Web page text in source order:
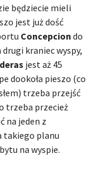
będziecie mieli
jest już dość
Concepcion do
kraniec wyspy,
jest aż 45
dookoła pieszo (co
trzeba przejść
trzeba przecież
na jeden z
takiego planu
na wyspie.